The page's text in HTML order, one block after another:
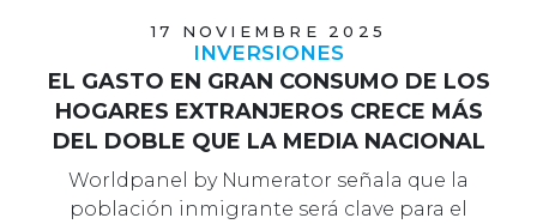
17 NOVIEMBRE 2025
INVERSIONES
EL GASTO EN GRAN CONSUMO DE LOS
HOGARES EXTRANJEROS CRECE MÁS
DEL DOBLE QUE LA MEDIA NACIONAL
Worldpanel by Numerator señala que la
población inmigrante será clave para el